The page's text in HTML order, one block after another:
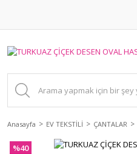
Anasayfa EV TEKSTİLİ ÇANTALAR
%40